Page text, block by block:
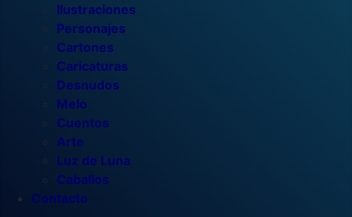
Ilustraciones
Personajes
Cartones
Caricaturas
Desnudos
Melo
Cuentos
Arte
Luz de Luna
Caballos
Contacto